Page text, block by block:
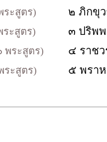
ระสูตร)
๒ ภิกขุ
ระสูตร)
๓ ปริพ
พระสูตร)
๔ ราช
ระสูตร) ๕ พรา